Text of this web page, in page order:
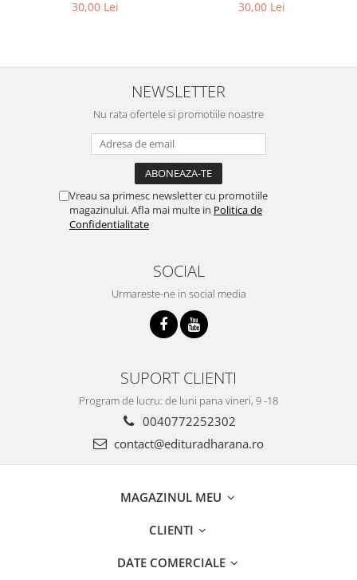
30,00 Lei 30,00 Lei
NEWSLETTER
Nu rata ofertele si promotiile noastre
Vreau sa primesc newsletter cu promotiile
magazinului. Afla mai multe in Politica de
Confidentialitate
SOCIAL
Urmareste-ne in social media
SUPORT CLIENTI
Program de lucru: de luni pana vineri, 9 -18
0040772252302
contact@edituradharana.ro
MAGAZINUL MEU
CLIENTI
DATE COMERCIALE